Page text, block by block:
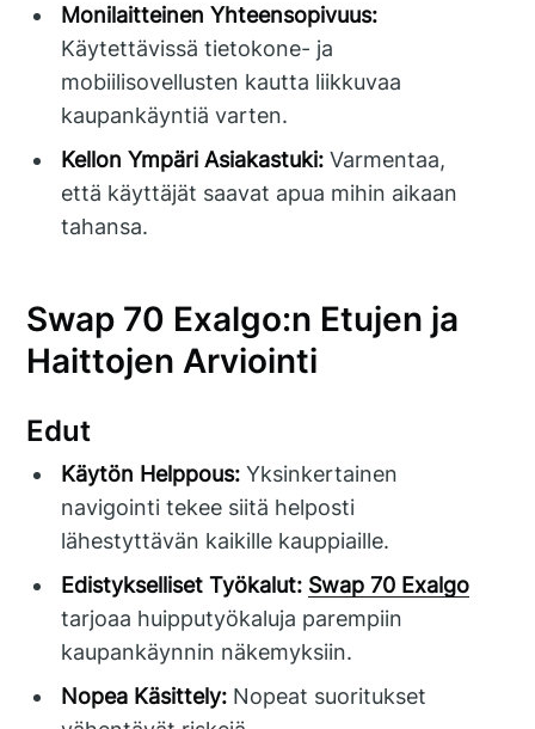
Monilaitteinen Yhteensopivuus:
Käytettävissä tietokone- ja
mobiilisovellusten kautta liikkuvaa
kaupankäyntiä varten.
Kellon Ympäri Asiakastuki: Varmentaa,
että käyttäjät saavat apua mihin aikaan
tahansa.
Swap 70 Exalgo:n Etujen ja
Haittojen Arviointi
Edut
Käytön Helppous: Yksinkertainen
navigointi tekee siitä helposti
lähestyttävän kaikille kauppiaille.
Edistykselliset Työkalut: Swap 70 Exalgo
tarjoaa huipputyökaluja parempiin
kaupankäynnin näkemyksiin.
Nopea Käsittely: Nopeat suoritukset